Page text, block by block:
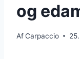
og
AfCarpaccio